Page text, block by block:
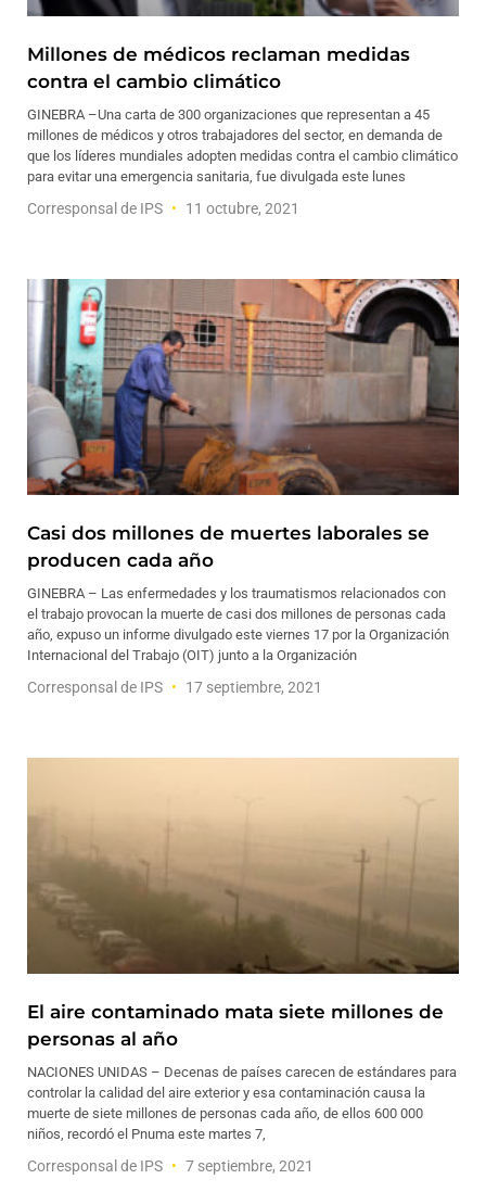
Millones de médicos reclaman medidas
contra el cambio climático
GINEBRA –Una carta de 300 organizaciones que representan a 45
millones de médicos y otros trabajadores del sector, en demanda de
que los líderes mundiales adopten medidas contra el cambio climático
para evitar una emergencia sanitaria, fue divulgada este lunes
Corresponsal de IPS 11 octubre, 2021
Casi dos millones de muertes laborales se
producen cada año
GINEBRA – Las enfermedades y los traumatismos relacionados con
el trabajo provocan la muerte de casi dos millones de personas cada
año, expuso un informe divulgado este viernes 17 por la Organización
Internacional del Trabajo (OIT) junto a la Organización
Corresponsal de IPS 17 septiembre, 2021
El aire contaminado mata siete millones de
personas al año
NACIONES UNIDAS – Decenas de países carecen de estándares para
controlar la calidad del aire exterior y esa contaminación causa la
muerte de siete millones de personas cada año, de ellos 600 000
niños, recordó el Pnuma este martes 7,
Corresponsal de IPS 7 septiembre, 2021